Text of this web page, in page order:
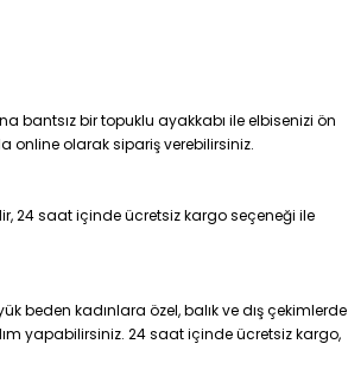
bantsız bir topuklu ayakkabı ile elbisenizi ön
online olarak sipariş verebilirsiniz.
24 saat içinde ücretsiz kargo seçeneği ile
kadınlara özel, balık ve dış çekimlerde
yapabilirsiniz. 24 saat içinde ücretsiz kargo,